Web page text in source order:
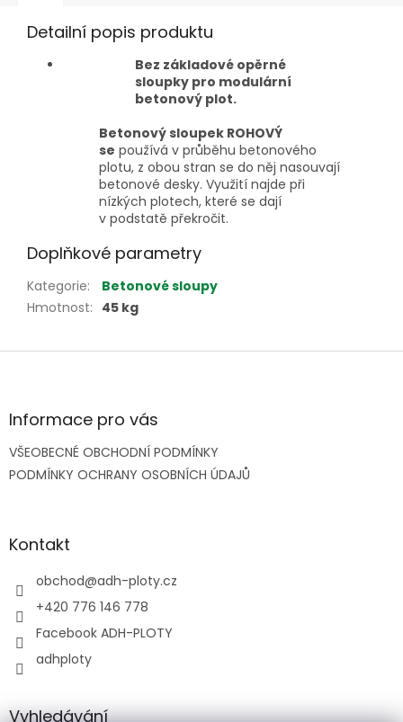
Detailní popis produktu
Bez základové opěrné
sloupky pro modulární
betonový plot.
Betonový sloupek ROHOVÝ
se používá v průběhu betonového
plotu, z obou stran se do něj nasouvají
betonové desky. Využití najde při
nízkých plotech, které se dají
v podstatě překročit.
Doplňkové parametry
Kategorie:
Betonové sloupy
Hmotnost: 45 kg
Z
aInformace pro vás
VŠEOBECNÉ OBCHODNÍ PODMÍNKY
PODMÍNKY OCHRANY OSOBNÍCH ÚDAJŮ
Kontakt
obchod@adh-ploty.cz
+420 776 146 778
Facebook ADH-PLOTY
adhploty
Vyhledávání